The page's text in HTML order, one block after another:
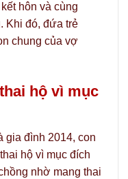
hôn và cùng
Khi đó, đứa trẻ
chung của vợ
hộ vì mục
gia đình 2014, con
hộ vì mục đích
nhờ mang thai